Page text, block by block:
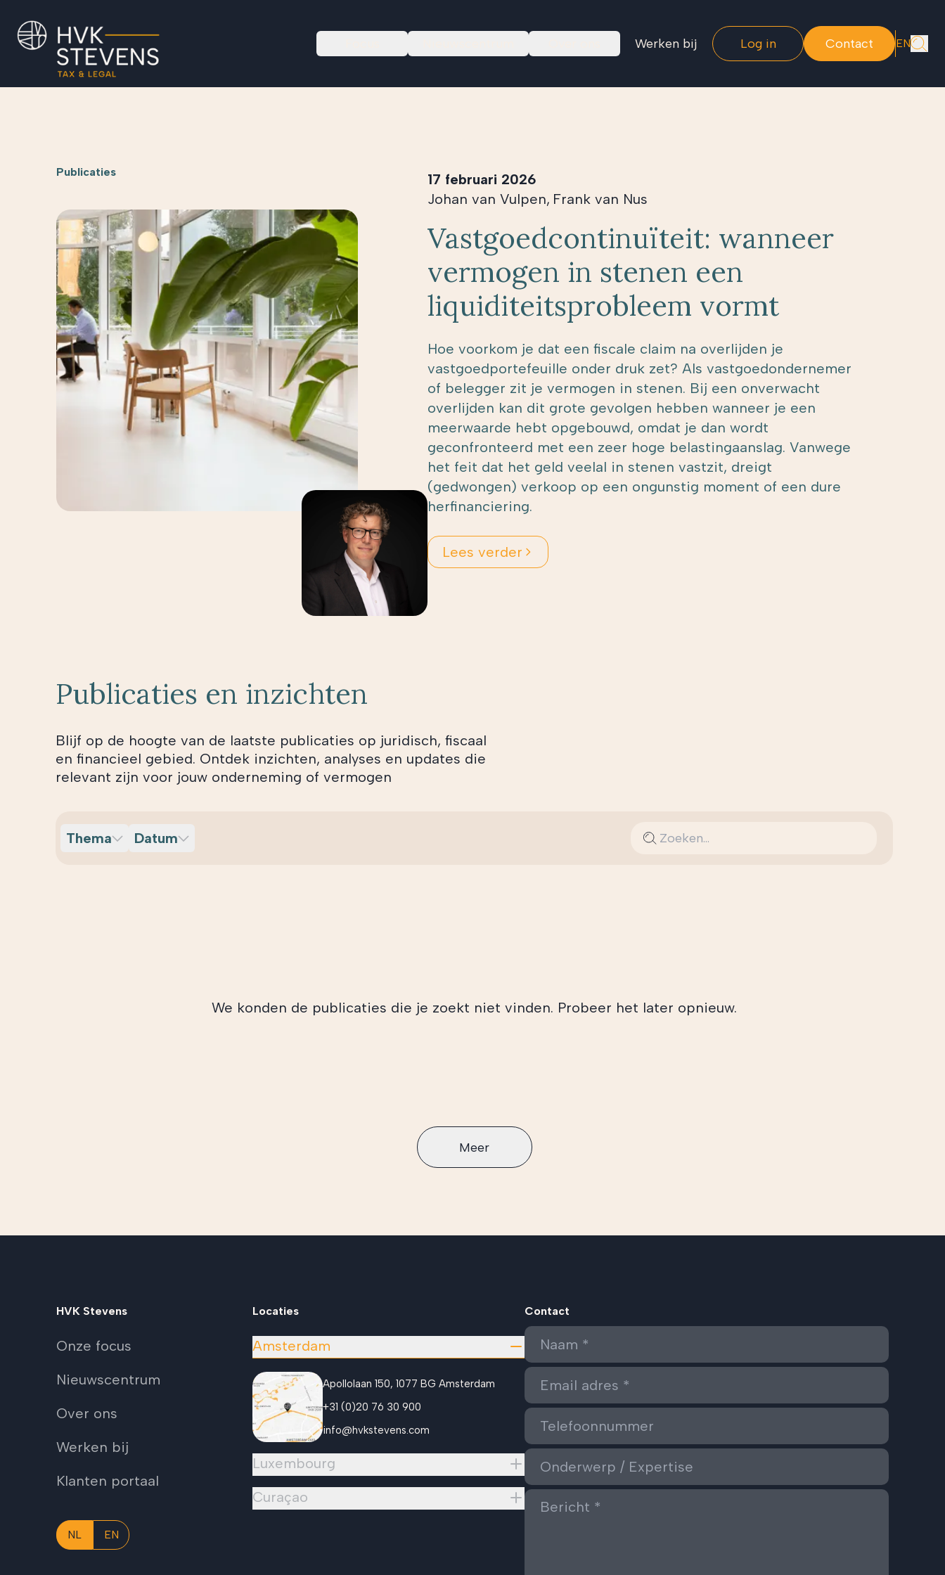
Werken bij Log in Contact EN
Publicaties
17 februari 2026
Johan van Vulpen, Frank van Nus
Vastgoedcontinuïteit: wanneer
vermogen in stenen een
liquiditeitsprobleem vormt
Hoe voorkom je dat een fiscale claim na overlijden je
vastgoedportefeuille onder druk zet? Als vastgoedondernemer
of belegger zit je vermogen in stenen. Bij een onverwacht
overlijden kan dit grote gevolgen hebben wanneer je een
meerwaarde hebt opgebouwd, omdat je dan wordt
geconfronteerd met een zeer hoge belastingaanslag. Vanwege
het feit dat het geld veelal in stenen vastzit, dreigt
(gedwongen) verkoop op een ongunstig moment of een dure
herfinanciering.
Lees verder
Publicaties en inzichten
Blijf op de hoogte van de laatste publicaties op juridisch, fiscaal
en financieel gebied. Ontdek inzichten, analyses en updates die
relevant zijn voor jouw onderneming of vermogen
Thema Datum
We konden de publicaties die je zoekt niet vinden. Probeer het later opnieuw.
Meer
HVK Stevens
Onze focus
Nieuwscentrum
Over ons
Werken bij
Klanten portaal
NL EN
Locaties
Amsterdam
Apollolaan 150, 1077 BG Amsterdam
+31 (0)20 76 30 900
info@hvkstevens.com
Luxembourg
Curaçao
Contact